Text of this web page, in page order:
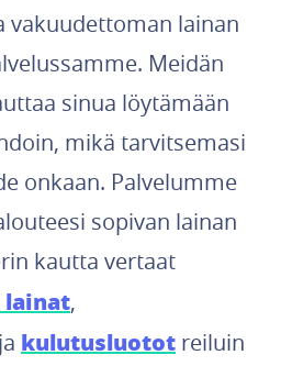
vakuudettoman lainan
Meidän
sinua löytämään
mikä tarvitsemasi
onkaan. Palvelumme
sopivan lainan
kautta vertaat
,
ja kulutusluotot reiluin